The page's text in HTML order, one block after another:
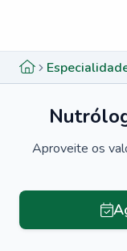
Aproveite os